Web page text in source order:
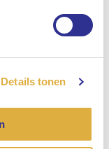
Details tonen